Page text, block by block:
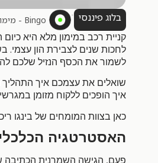
בלוג פיננסי • Bingo - מימון בול בשבילך
קניית רכב במימון מלא היא
לחכות שנים לצבירת הון עצמי.
לשמור את הכסף הנזיל שלכם
שואלים את עצמכם איך התהליך
איך הופכים ללקוח מזומן
כאן בצוות המומחים של בינגו
האסטרטגיה
פעם, הגישה השמרנית הכתיבה